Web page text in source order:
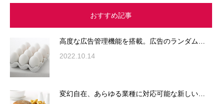
おすすめ記事
高度な広告管理機能を搭載。広告のランダム…
2022.10.14
変幻自在、あらゆる業種に対応可能な新しい…